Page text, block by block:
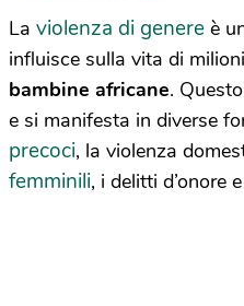
La violenza di genere è
influisce sulla vita di
bambine africane.
e si manifesta in diverse
precoci, la violenza
femminili, i delitti d’onore